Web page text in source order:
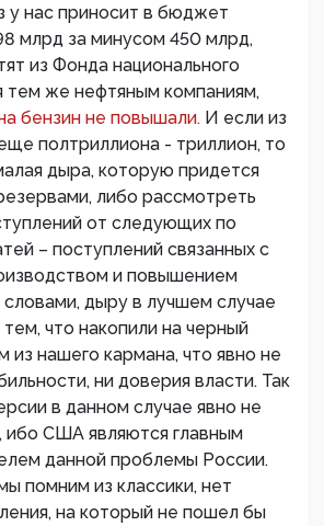
у нас приносит в бюджет
млрд за минусом 450 млрд,
из Фонда национального
тем же нефтяным компаниям,
бензин не повышали. И если из
полтриллиона - триллион, то
дыра, которую придется
либо рассмотреть
от следующих по
– поступлений связанных с
и повышением
дыру в лучшем случае
что накопили на черный
из нашего кармана, что явно не
ни доверия власти. Так
в данном случае явно не
ибо США являются главным
данной проблемы России.
помним из классики, нет
на который не пошел бы